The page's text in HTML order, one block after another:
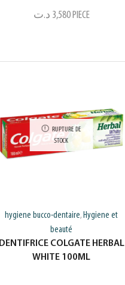
3,580 د.ت PIECE
RUPTURE DE
STOCK
hygiene bucco-dentaire, Hygiene et
beauté
DENTIFRICE COLGATE HERBAL
WHITE 100ML